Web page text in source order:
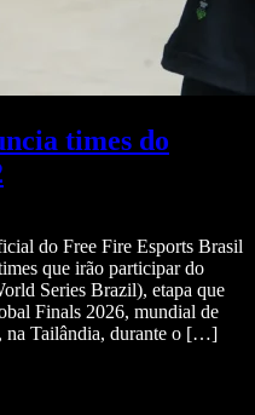
times do
do Free Fire Esports Brasil
que irão participar do
Series Brazil), etapa que
Finals 2026, mundial de
na Tailândia, durante o […]